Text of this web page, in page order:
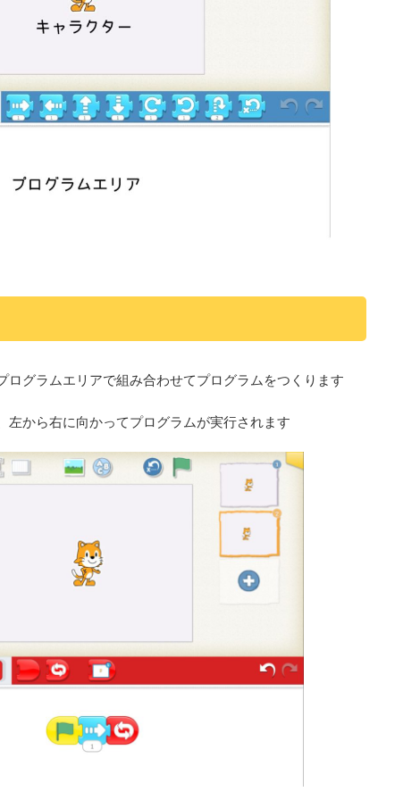
ログラムエリアで組み合わせてプログラムをつくります
左から右に向かってプログラムが実行されます